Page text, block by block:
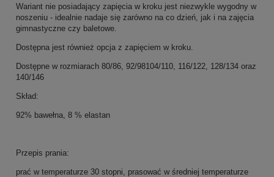
Wariant nie posiadający zapięcia w kroku jest niezwykle wygodny w
noszeniu - idealnie nadaje się zarówno na co dzień, jak i na zajęcia
gimnastyczne czy baletowe.
Dostępna jest również opcja z zapięciem w kroku.
Dostępne w rozmiarach 80/86, 92/98104/110, 116/122, 128/134 oraz
140/146
Skład:
92% bawełna, 8 % elastan
Przepis prania:
prać w temperaturze 30 stopni, prasować w średniej temperaturze